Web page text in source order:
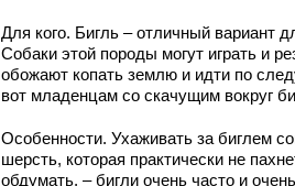
Для кого. Бигль – отличный вариант
Собаки этой породы могут играть и
обожают копать землю и идти по
вот младенцам со скачущим вокруг
Особенности. Ухаживать за биглем
шерсть, которая практически не
обдумать, – бигли очень часто и